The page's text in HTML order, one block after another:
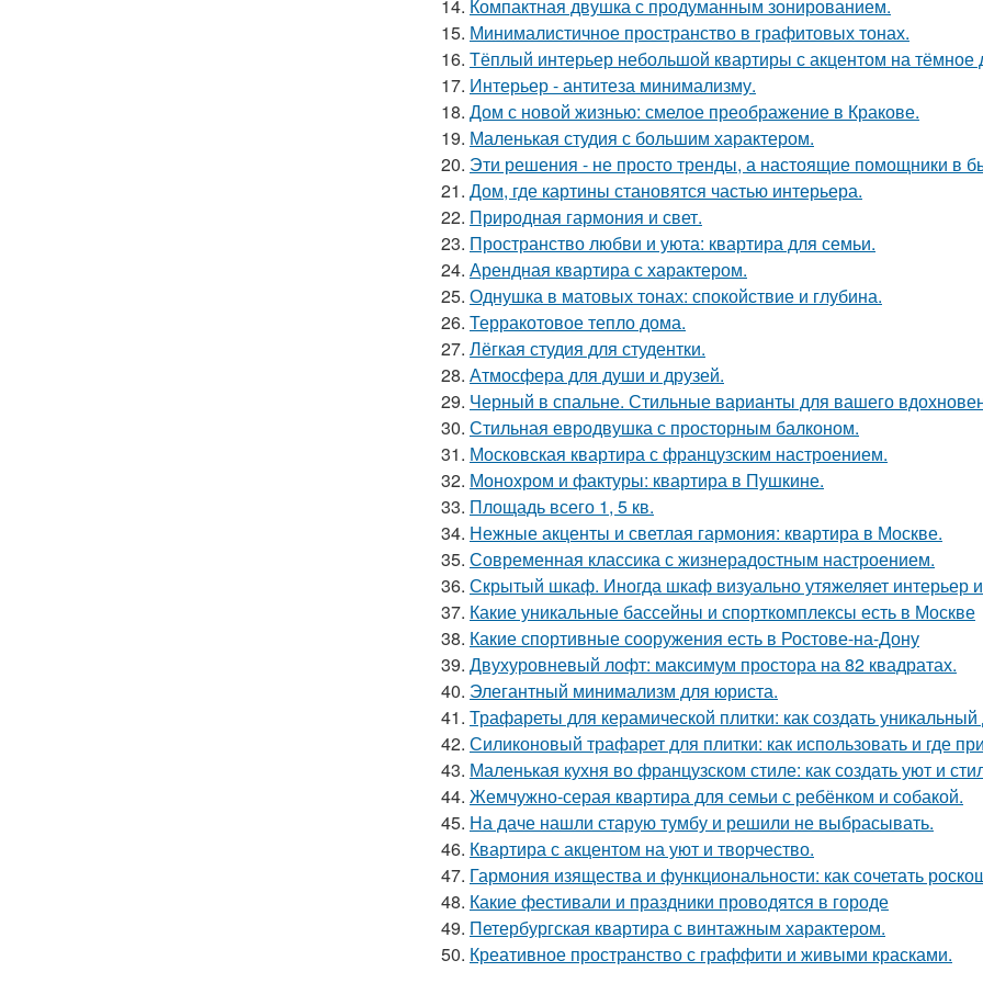
14. Компактная двушка с продуманным зонированием.
15. Минималистичное пространство в графитовых тонах.
16. Тёплый интерьер небольшой квартиры с акцентом на тёмное
17. Интерьер - антитеза минимализму.
18. Дом с новой жизнью: смелое преображение в Кракове.
19. Маленькая студия с большим характером.
20. Эти решения - не просто тренды, а настоящие помощники в
21. Дом, где картины становятся частью интерьера.
22. Природная гармония и свет.
23. Пространство любви и уюта: квартира для семьи.
24. Арендная квартира с характером.
25. Однушка в матовых тонах: спокойствие и глубина.
26. Терракотовое тепло дома.
27. Лёгкая студия для студентки.
28. Атмосфера для души и друзей.
29. Черный в спальне. Стильные варианты для вашего
30. Стильная евродвушка с просторным балконом.
31. Московская квартира с французским настроением.
32. Монохром и фактуры: квартира в Пушкине.
33. Площадь всего 1, 5 кв.
34. Нежные акценты и светлая гармония: квартира в Москве.
35. Современная классика с жизнерадостным настроением.
36. Скрытый шкаф. Иногда шкаф визуально утяжеляет интерьер
37. Какие уникальные бассейны и спорткомплексы есть в Москве
38. Какие спортивные сооружения есть в Ростове-на-Дону
39. Двухуровневый лофт: максимум простора на 82 квадратах.
40. Элегантный минимализм для юриста.
41. Трафареты для керамической плитки: как создать уникальный
42. Силиконовый трафарет для плитки: как использовать и где
43. Маленькая кухня во французском стиле: как создать уют и
44. Жемчужно-серая квартира для семьи с ребёнком и собакой.
45. На даче нашли старую тумбу и решили не выбрасывать.
46. Квартира с акцентом на уют и творчество.
47. Гармония изящества и функциональности: как сочетать
48. Какие фестивали и праздники проводятся в городе
49. Петербургская квартира с винтажным характером.
50. Креативное пространство с граффити и живыми красками.